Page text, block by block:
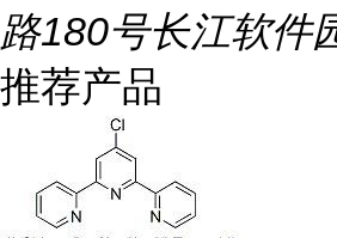
路180号长江软件
推荐产品